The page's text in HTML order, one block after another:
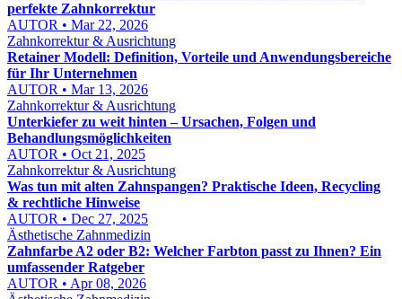
perfekte Zahnkorrektur
AUTOR • Mar 22, 2026
Zahnkorrektur & Ausrichtung
Retainer Modell: Definition, Vorteile und Anwendungsbereiche
für Ihr Unternehmen
AUTOR • Mar 13, 2026
Zahnkorrektur & Ausrichtung
Unterkiefer zu weit hinten – Ursachen, Folgen und
Behandlungsmöglichkeiten
AUTOR • Oct 21, 2025
Zahnkorrektur & Ausrichtung
Was tun mit alten Zahnspangen? Praktische Ideen, Recycling
& rechtliche Hinweise
AUTOR • Dec 27, 2025
Ästhetische Zahnmedizin
Zahnfarbe A2 oder B2: Welcher Farbton passt zu Ihnen? Ein
umfassender Ratgeber
AUTOR • Apr 08, 2026